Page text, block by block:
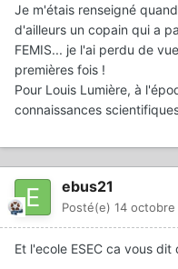
Je m'étais renseigné
d'ailleurs un copain qui a
FEMIS... je l'ai perdu de
premières fois !
Pour Louis Lumière, à
connaissances
ebus21
Posté(e) 14
Et l'ecole ESEC ca vous dit